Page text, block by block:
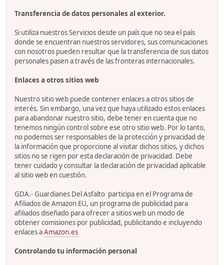
Transferencia de datos personales al exterior.
Si utiliza nuestros Servicios desde un país que no sea el país
donde se encuentran nuestros servidores, sus comunicaciones
con nosotros pueden resultar que la transferencia de sus datos
personales pasen a través de las fronteras internacionales.
Enlaces a otros sitios web
Nuestro sitio web puede contener enlaces a otros sitios de
interés. Sin embargo, una vez que haya utilizado estos enlaces
para abandonar nuestro sitio, debe tener en cuenta que no
tenemos ningún control sobre ese otro sitio web. Por lo tanto,
no podemos ser responsables de la protección y privacidad de
la información que proporcione al visitar dichos sitios, y dichos
sitios no se rigen por esta declaración de privacidad. Debe
tener cuidado y consultar la declaración de privacidad aplicable
al sitio web en cuestión.
GDA.- Guardianes Del Asfalto participa en el Programa de
Afiliados de Amazon EU, un programa de publicidad para
afiliados diseñado para ofrecer a sitios web un modo de
obtener comisiones por publicidad, publicitando e incluyendo
enlaces aAmazon.es
Controlando tu información personal